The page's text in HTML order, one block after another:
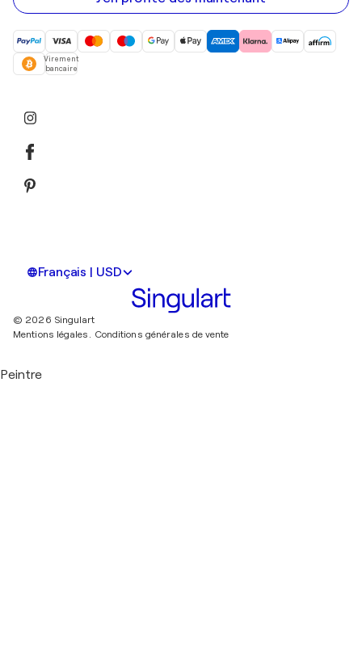
Virement
bancaire
Français | USD
© 2026 Singulart
Mentions légales.
Conditions générales de vente
Peintre